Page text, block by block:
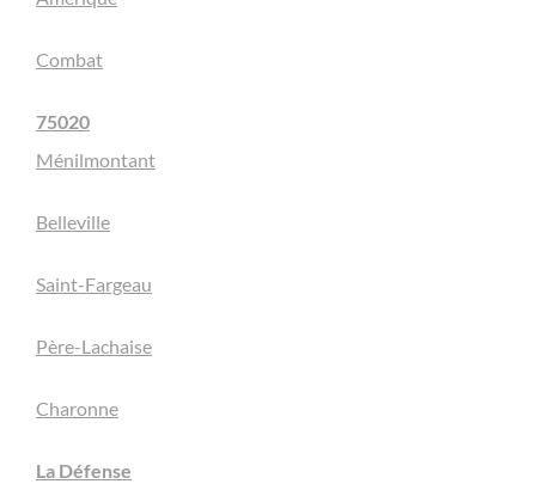
Combat
75020
Ménilmontant
Belleville
Saint-Fargeau
Père-Lachaise
Charonne
La Défense